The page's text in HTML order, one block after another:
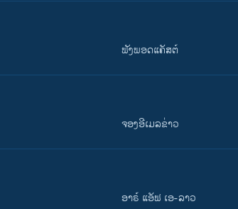
ຟັງພອດແຄັສຕ໌
ຈອງອີເມລຂ່າວ
ອາຣ໌ ແອັຟ ເອ-ລາວ